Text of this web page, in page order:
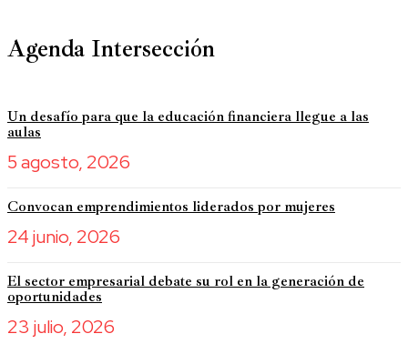
Agenda Intersección
Un desafío para que la educación financiera llegue a las
aulas
5 agosto, 2026
Convocan emprendimientos liderados por mujeres
24 junio, 2026
El sector empresarial debate su rol en la generación de
oportunidades
23 julio, 2026